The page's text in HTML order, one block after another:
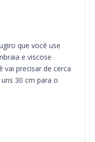
que você use
e viscose
vai precisar de cerca
30 cm para o